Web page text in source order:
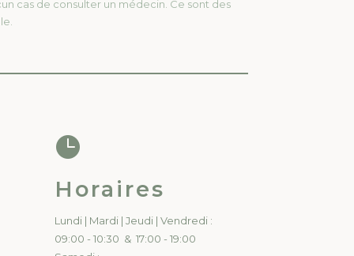
cas de consulter un médecin. Ce sont des

Horaires
Lundi | Mardi | Jeudi | Vendredi :
09:00 - 10:30 & 17:00 - 19:00